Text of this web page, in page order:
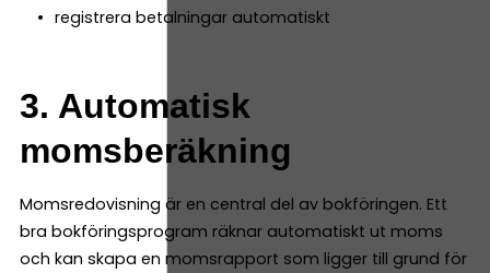
registrera betalningar automatiskt
3. Automatisk
momsberäkning
Momsredovisning är en central del av bokföringen. Ett
bra bokföringsprogram räknar automatiskt ut moms
och kan skapa en momsrapport som ligger till grund för